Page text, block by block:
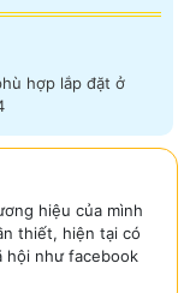
hợp lắp đặt ở
hiệu của mình
thiết, hiện tại có
hội như facebook